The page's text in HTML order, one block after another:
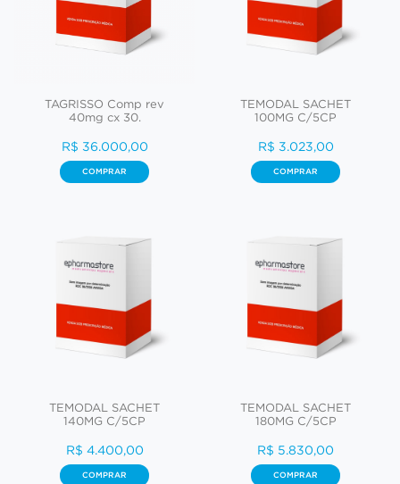
TAGRISSO Comp rev
40mg cx 30.
R$ 36.000,00
COMPRAR
TEMODAL SACHET
100MG C/5CP
R$ 3.023,00
COMPRAR
TEMODAL SACHET
140MG C/5CP
R$ 4.400,00
COMPRAR
TEMODAL SACHET
180MG C/5CP
R$ 5.830,00
COMPRAR